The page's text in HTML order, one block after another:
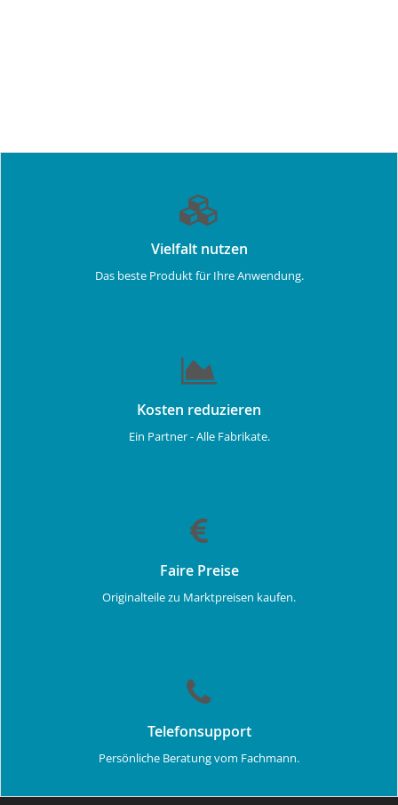
Vielfalt nutzen
Das beste Produkt für Ihre Anwendung.
Kosten reduzieren
Ein Partner - Alle Fabrikate.
Faire Preise
Originalteile zu Marktpreisen kaufen.
Telefonsupport
Persönliche Beratung vom Fachmann.